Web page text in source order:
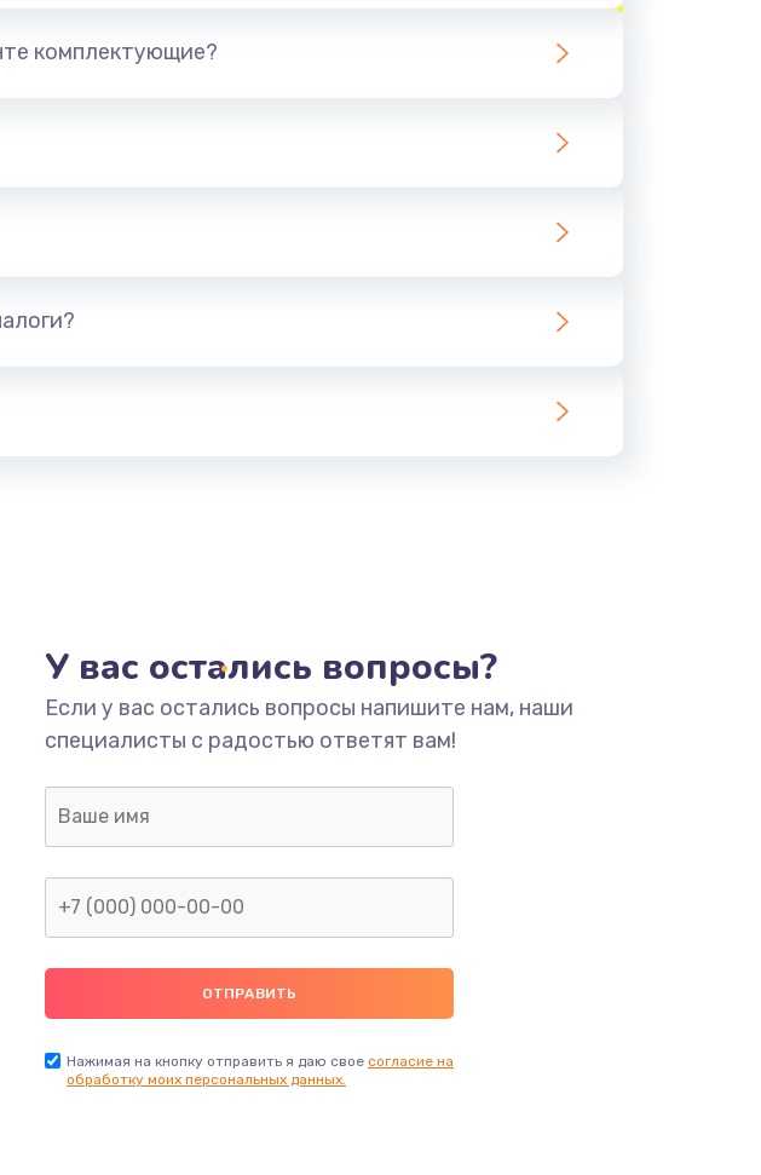
комплектующие?
У вас остались вопросы?
Если у вас остались вопросы напишите нам, наши
специалисты с радостью ответят вам!
Нажимая на кнопку отправить я даю свое согласие на
обработку моих персональных данных.